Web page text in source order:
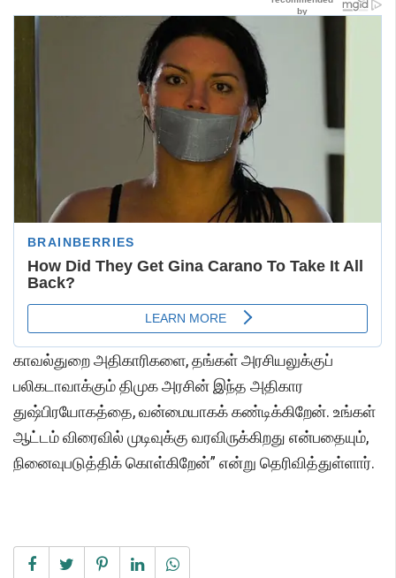
காவல்துறை அதிகாரிகளை, தங்கள் அரசியலுக்குப்
பலிகடாவாக்கும் திமுக அரசின் இந்த அதிகார
துஷ்பிரயோகத்தை, வன்மையாகக் கண்டிக்கிறேன். உங்கள்
ஆட்டம் விரைவில் முடிவுக்கு வரவிருக்கிறது என்பதையும்,
நினைவுபடுத்திக் கொள்கிறேன்” என்று தெரிவித்துள்ளார்.